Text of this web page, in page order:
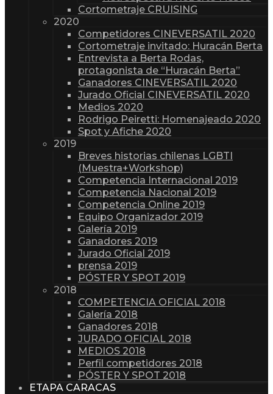
Cortometraje CRUISING
2020
Competidores CINEVERSATIL 2020
Cortometraje invitado: Huracán Berta
Entrevista a Berta Rodas,
protagonista de “Huracán Berta”
Ganadores CINEVERSATIL 2020
Jurado Oficial CINEVERSATIL 2020
Medios 2020
Rodrigo Peiretti: Homenajeado 2020
Spot y Afiche 2020
2019
Breves historias chilenas LGBTI
(Muestra+Workshop)
Competencia Internacional 2019
Competencia Nacional 2019
Competencia Online 2019
Equipo Organizador 2019
Galería 2019
Ganadores 2019
Jurado Oficial 2019
prensa 2019
PÓSTER Y SPOT 2019
2018
COMPETENCIA OFICIAL 2018
Galería 2018
Ganadores 2018
JURADO OFICIAL 2018
MEDIOS 2018
Perfil competidores 2018
PÓSTER Y SPOT 2018
ETAPA CARACAS